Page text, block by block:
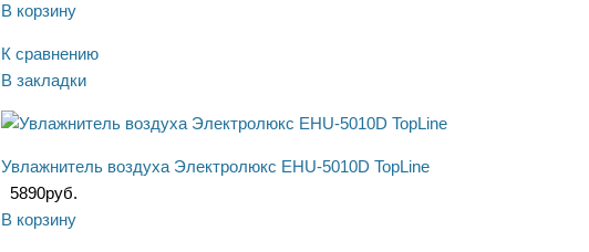
В корзину
К сравнению
В закладки
Увлажнитель воздуха Электролюкс EHU-5010D TopLine
5890руб.
В корзину